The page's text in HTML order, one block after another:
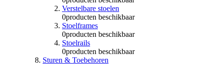
Verstelbare stoelen
0producten beschikbaar
Stoelframes
0producten beschikbaar
Stoelrails
0producten beschikbaar
Sturen & Toebehoren